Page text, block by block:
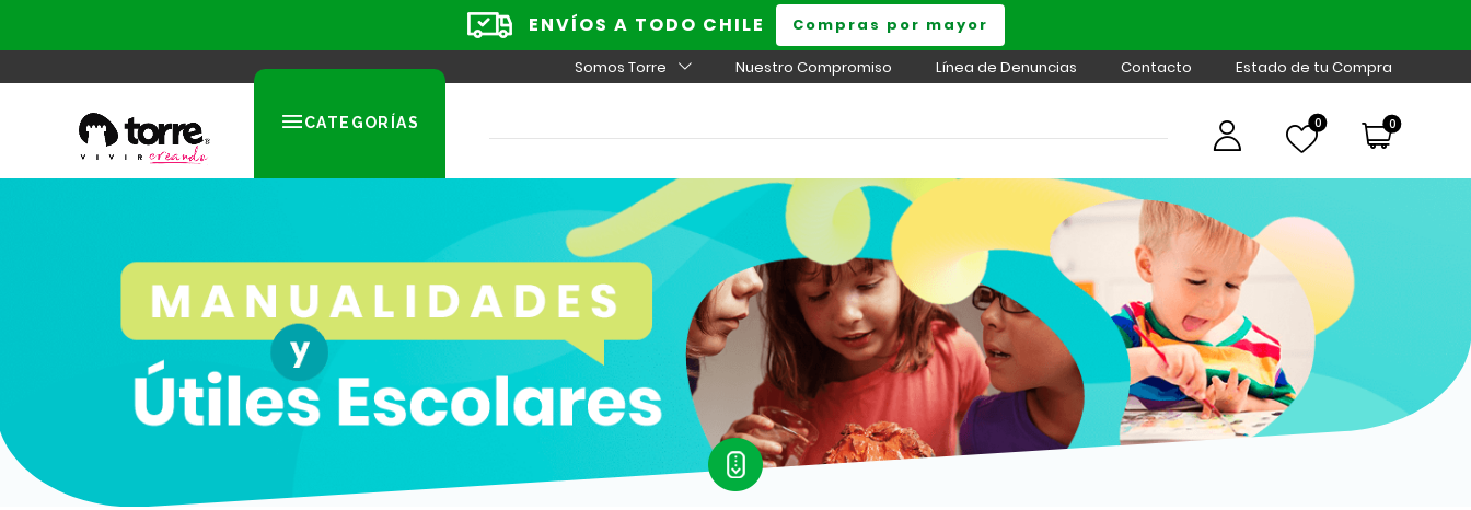
ENVÍOS A TODO CHILE Compras por mayor
Somos Torre Nuestro Compromiso Línea de Denuncias Contacto Estado de tu Compra
CATEGORÍAS 0 0